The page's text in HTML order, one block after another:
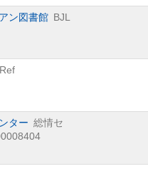
ン図書館 BJL
ター 総情セ